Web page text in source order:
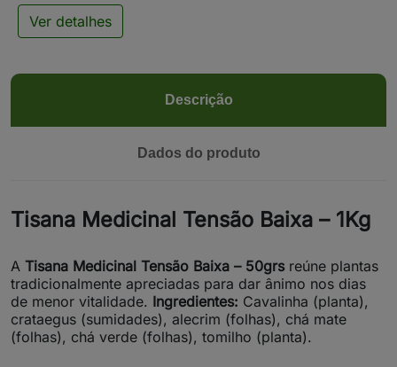
Ver detalhes
Descrição
Dados do produto
Tisana Medicinal Tensão Baixa – 1Kg
A Tisana Medicinal Tensão Baixa – 50grsreúne plantas
tradicionalmente apreciadas para dar ânimo nos dias
de menor vitalidade. Ingredientes: Cavalinha (planta),
crataegus (sumidades), alecrim (folhas), chá mate
(folhas), chá verde (folhas), tomilho (planta).